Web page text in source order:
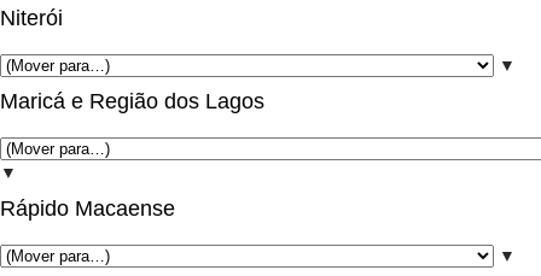
Niterói
▼
Maricá e Região dos Lagos
▼
Rápido Macaense
▼